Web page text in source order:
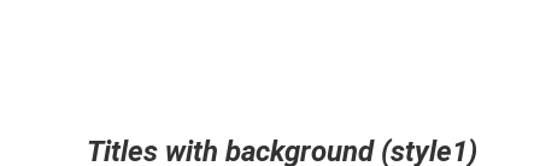
Titles with background (style1)